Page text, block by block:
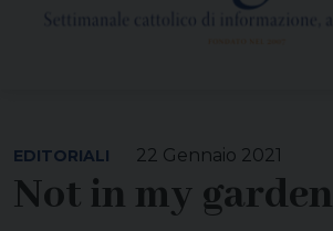
22 Gennaio 2021
EDITORIALI
Not in my garden